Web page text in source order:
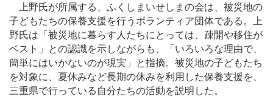
上野氏が所属する、ふくしまいせしまの会は、被災地の
子どもたちの保養支援を行うボランティア団体である。上
野氏は「被災地に暮らす人たちにとっては、疎開や移住が
ベスト」との認識を示しながらも、「いろいろな理由で、
簡単にはいかないのが現実」と指摘。被災地の子どもたち
を対象に、夏休みなど長期の休みを利用した保養支援を、
三重県で行っている自分たちの活動を説明した。